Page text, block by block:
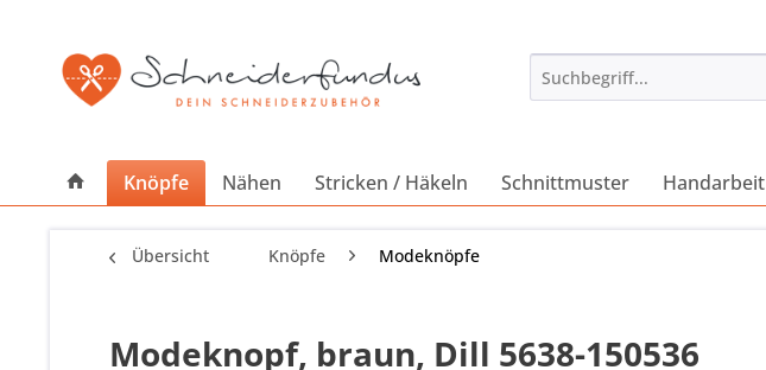
Knöpfe Nähen Stricken / Häkeln Schnittmuster Handarbeit
Übersicht Knöpfe Modeknöpfe
Modeknopf, braun, Dill 5638-150536